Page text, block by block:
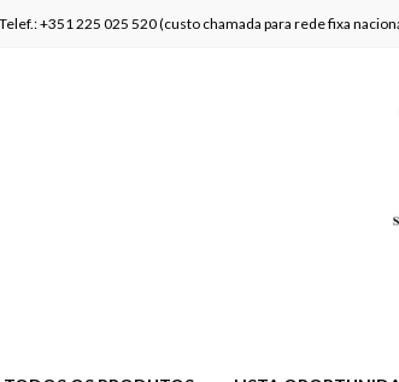
+351 225 025 520 (custo chamada para rede fixa